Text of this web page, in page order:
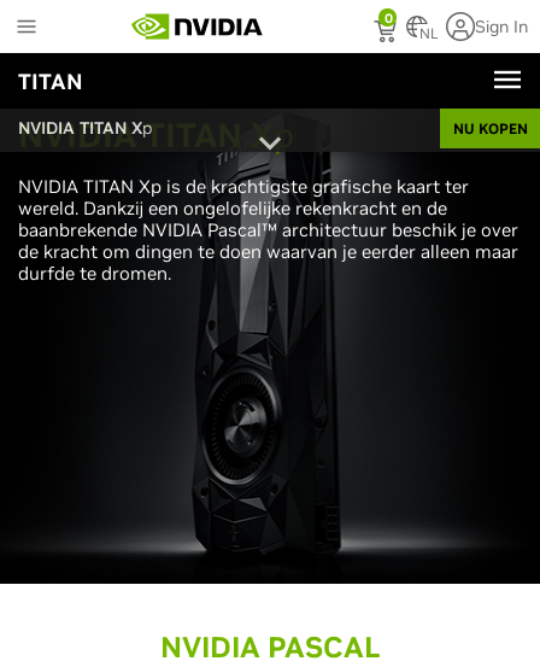
to
main
content
0
NL Sign In
TITAN
NVIDIA TITAN Xp NU KOPEN
NVIDIA TITAN Xp
NVIDIA TITAN Xp is de krachtigste grafische kaart ter
wereld. Dankzij een ongelofelijke rekenkracht en de
baanbrekende NVIDIA Pascal™ architectuur beschik je over
de kracht om dingen te doen waarvan je eerder alleen maar
durfde te dromen.
NVIDIA PASCAL